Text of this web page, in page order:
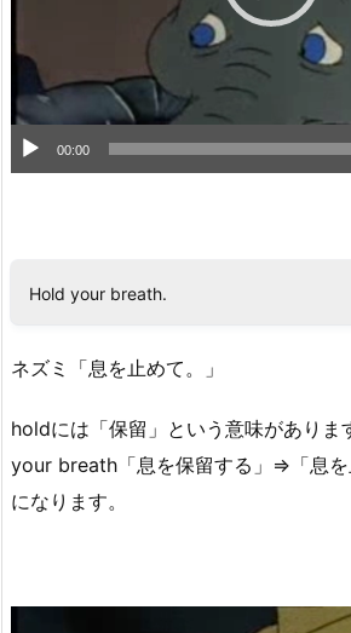
00:00
Hold your breath.
ネズミ「息を止めて。」
holdには「保留」という意味がありま
your breath「息を保留する」⇒「息
になります。